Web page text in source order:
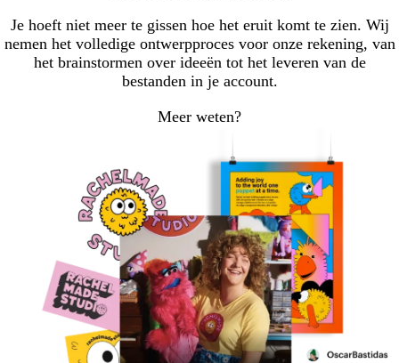
Je hoeft niet meer te gissen hoe het eruit komt te zien. Wij
nemen het volledige ontwerpproces voor onze rekening, van
het brainstormen over ideeën tot het leveren van de
bestanden in je account.
Meer weten?